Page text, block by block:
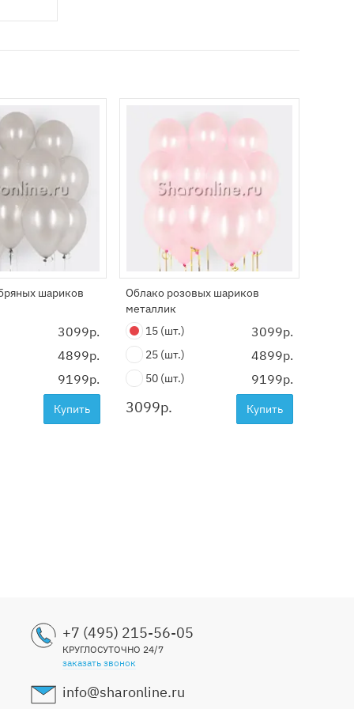
шариков
3099р.
4899р.
9199р.
Купить
Облако розовых шариков
металлик
15 (шт.) 3099р.
25 (шт.) 4899р.
50 (шт.) 9199р.
3099р. Купить
+7 (495) 215-56-05
КРУГЛОСУТОЧНО 24/7
заказать звонок
info@sharonline.ru